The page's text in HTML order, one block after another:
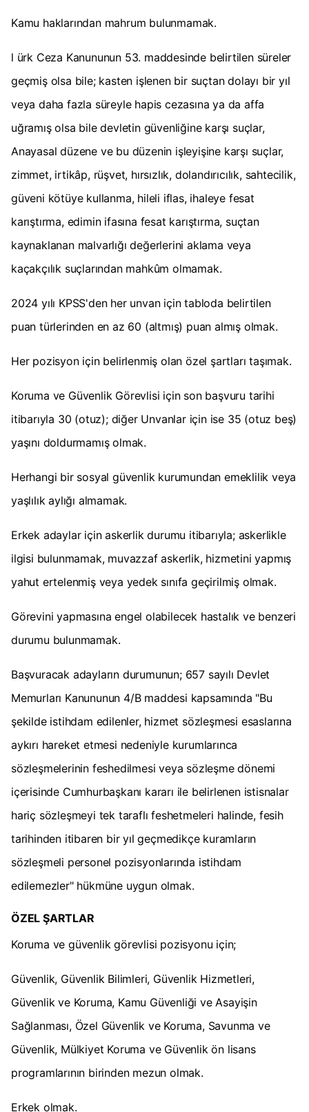
Kamu haklarından mahrum bulunmamak.
l ürk Ceza Kanununun 53. maddesinde belirtilen süreler
geçmiş olsa bile; kasten işlenen bir suçtan dolayı bir yıl
veya daha fazla süreyle hapis cezasına ya da affa
uğramış olsa bile devletin güvenliğine karşı suçlar,
Anayasal düzene ve bu düzenin işleyişine karşı suçlar,
zimmet, irtikâp, rüşvet, hırsızlık, dolandırıcılık, sahtecilik,
güveni kötüye kullanma, hileli iflas, ihaleye fesat
karıştırma, edimin ifasına fesat karıştırma, suçtan
kaynaklanan malvarlığı değerlerini aklama veya
kaçakçılık suçlarından mahkûm olmamak.
2024 yılı KPSS'den her unvan için tabloda belirtilen
puan türlerinden en az 60 (altmış) puan almış olmak.
Her pozisyon için belirlenmiş olan özel şartları taşımak.
Koruma ve Güvenlik Görevlisi için son başvuru tarihi
itibarıyla 30 (otuz); diğer Unvanlar için ise 35 (otuz beş)
yaşını doldurmamış olmak.
Herhangi bir sosyal güvenlik kurumundan emeklilik veya
yaşlılık aylığı almamak.
Erkek adaylar için askerlik durumu itibarıyla; askerlikle
ilgisi bulunmamak, muvazzaf askerlik, hizmetini yapmış
yahut ertelenmiş veya yedek sınıfa geçirilmiş olmak.
Görevini yapmasına engel olabilecek hastalık ve benzeri
durumu bulunmamak.
Başvuracak adayların durumunun; 657 sayılı Devlet
Memurları Kanununun 4/B maddesi kapsamında "Bu
şekilde istihdam edilenler, hizmet sözleşmesi esaslarına
aykırı hareket etmesi nedeniyle kurumlarınca
sözleşmelerinin feshedilmesi veya sözleşme dönemi
içerisinde Cumhurbaşkanı kararı ile belirlenen istisnalar
hariç sözleşmeyi tek taraflı feshetmeleri halinde, fesih
tarihinden itibaren bir yıl geçmedikçe kuramların
sözleşmeli personel pozisyonlarında istihdam
edilemezler" hükmüne uygun olmak.
ÖZEL ŞARTLAR
Koruma ve güvenlik görevlisi pozisyonu için;
Güvenlik, Güvenlik Bilimleri, Güvenlik Hizmetleri,
Güvenlik ve Koruma, Kamu Güvenliği ve Asayişin
Sağlanması, Özel Güvenlik ve Koruma, Savunma ve
Güvenlik, Mülkiyet Koruma ve Güvenlik ön lisans
programlarının birinden mezun olmak.
Erkek olmak.